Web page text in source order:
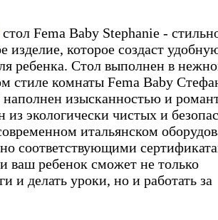
стол Fema Baby Stephanie -
изделие, которое создаст
ребенка. Стол выполнен в
стиле комнаты Fema Baby
наполнен изысканностью и
из экологически чистых и
итальянском
соответствующими
ваш ребенок сможет не только
и делать уроки, но и работать за